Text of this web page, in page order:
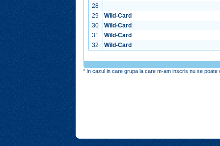
28
29
Wild-Card
30
Wild-Card
31
Wild-Card
32
Wild-Card
* In cazul in care grupa la care m-am inscris nu se poate